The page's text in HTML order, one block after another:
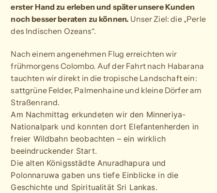
erster Hand zu erleben und später unsere Kunden
noch besser beraten zu können. Unser Ziel: die „Perle
des Indischen Ozeans“.
Nach einem angenehmen Flug erreichten wir
frühmorgens Colombo. Auf der Fahrt nach Habarana
tauchten wir direkt in die tropische Landschaft ein:
sattgrüne Felder, Palmenhaine und kleine Dörfer am
Straßenrand.
Am Nachmittag erkundeten wir den Minneriya-
Nationalpark und konnten dort Elefantenherden in
freier Wildbahn beobachten – ein wirklich
beeindruckender Start.
Die alten Königsstädte Anuradhapura und
Polonnaruwa gaben uns tiefe Einblicke in die
Geschichte und Spiritualität Sri Lankas.